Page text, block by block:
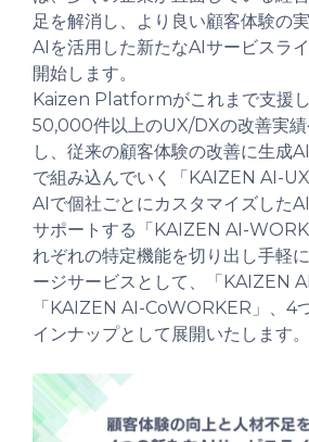
足を解消し、より良い顧客体験の
AIを活用した新たなAIサービスラ
開始します。
Kaizen Platformがこれまで支援
50,000件以上のUX/DXの改善実
し、従来の顧客体験の改善に生成
で組み込んでいく「KAIZEN AI-
AIで個社ごとにカスタマイズした
サポートする「KAIZEN AI-
れぞれの特定機能を切り出し手軽
ージサービスとして、「KAIZEN
「KAIZEN AI-CoWORKER」、4
インナップとして展開いたします。